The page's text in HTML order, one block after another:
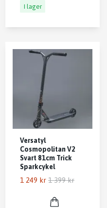
I lager
Versatyl
Cosmopolitan V2
Svart 81cm Trick
Sparkcykel
1 249 kr 1 399 kr